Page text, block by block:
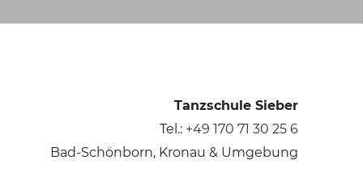
Tanzschule Sieber
Tel.: +49 170 71 30 25 6
Bad-Schönborn, Kronau & Umgebung